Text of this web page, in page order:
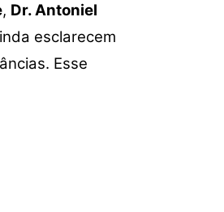
, Dr. Antoniel
esclarecem
Esse